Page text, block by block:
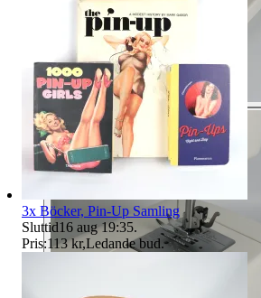
3x Böcker, Pin-Up Samling
Sluttid16 aug 19:35.
Pris:113 kr,Ledande bud.